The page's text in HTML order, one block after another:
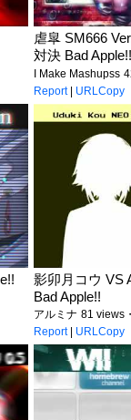
虐皐 SM666
対決 Bad
I Make Mashupss
Report| URLCopy
影卯月コウ VS
Bad Apple!!
アルミナ 81 views
Report| URLCopy